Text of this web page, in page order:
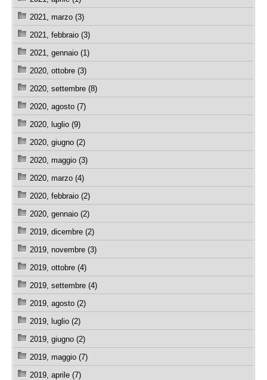
2021, marzo (3)
2021, febbraio (3)
2021, gennaio (1)
2020, ottobre (3)
2020, settembre (8)
2020, agosto (7)
2020, luglio (9)
2020, giugno (2)
2020, maggio (3)
2020, marzo (4)
2020, febbraio (2)
2020, gennaio (2)
2019, dicembre (2)
2019, novembre (3)
2019, ottobre (4)
2019, settembre (4)
2019, agosto (2)
2019, luglio (2)
2019, giugno (2)
2019, maggio (7)
2019, aprile (7)